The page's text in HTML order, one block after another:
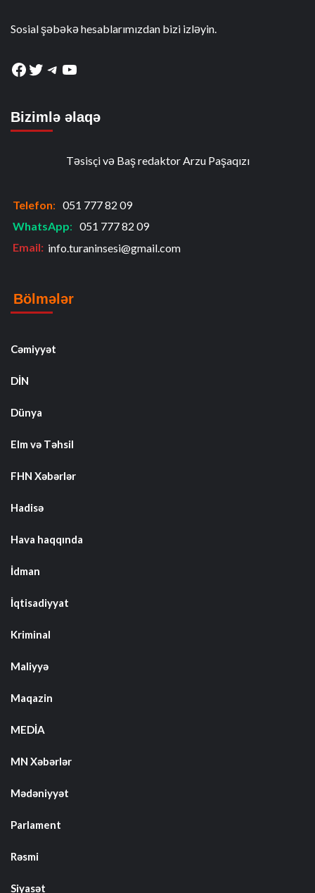
Sosial şəbəkə hesablarımızdan bizi izləyin.
Facebook
Twitter
Telegram
YouTube
Bizimlə əlaqə
Təsisçi və Baş redaktor Arzu Paşaqızı
Telefon: 051 777 82 09
WhatsApp: 051 777 82 09
Email: info.turaninsesi@gmail.com
Bölmələr
Cəmiyyət
DİN
Dünya
Elm və Təhsil
FHN Xəbərlər
Hadisə
Hava haqqında
İdman
İqtisadiyyat
Kriminal
Maliyyə
Maqazin
MEDİA
MN Xəbərlər
Mədəniyyət
Parlament
Rəsmi
Siyasət